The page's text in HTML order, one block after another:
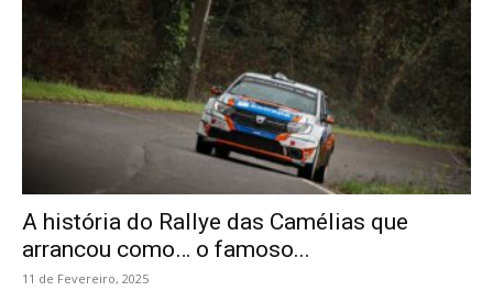
A história do Rallye das Camélias que
arrancou como… o famoso...
11 de Fevereiro, 2025